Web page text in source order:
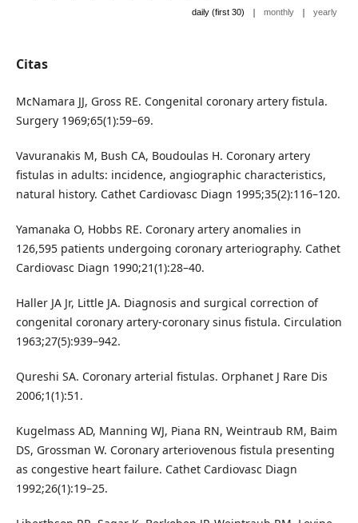
daily (first 30) | monthly | yearly
Citas
McNamara JJ, Gross RE. Congenital coronary artery fistula.
Surgery 1969;65(1):59–69.
Vavuranakis M, Bush CA, Boudoulas H. Coronary artery
fistulas in adults: incidence, angiographic characteristics,
natural history. Cathet Cardiovasc Diagn 1995;35(2):116–120.
Yamanaka O, Hobbs RE. Coronary artery anomalies in
126,595 patients undergoing coronary arteriography. Cathet
Cardiovasc Diagn 1990;21(1):28–40.
Haller JA Jr, Little JA. Diagnosis and surgical correction of
congenital coronary artery-coronary sinus fistula. Circulation
1963;27(5):939–942.
Qureshi SA. Coronary arterial fistulas. Orphanet J Rare Dis
2006;1(1):51.
Kugelmass AD, Manning WJ, Piana RN, Weintraub RM, Baim
DS, Grossman W. Coronary arteriovenous fistula presenting
as congestive heart failure. Cathet Cardiovasc Diagn
1992;26(1):19–25.